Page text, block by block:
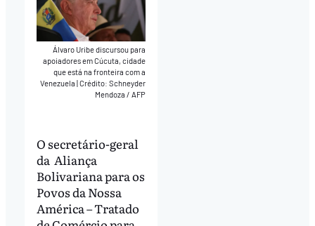
Álvaro Uribe discursou para
apoiadores em Cúcuta, cidade
que está na fronteira com a
Venezuela|Crédito: Schneyder
Mendoza / AFP
O secretário-geral
da Aliança
Bolivariana para os
Povos da Nossa
América – Tratado